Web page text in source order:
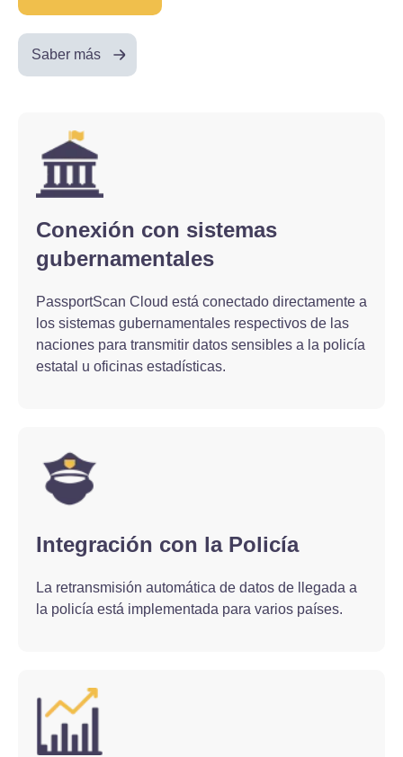
Saber más
Conexión con sistemas
gubernamentales
PassportScan Cloud está conectado directamente a
los sistemas gubernamentales respectivos de las
naciones para transmitir datos sensibles a la policía
estatal u oficinas estadísticas.
Integración con la Policía
La retransmisión automática de datos de llegada a
la policía está implementada para varios países.